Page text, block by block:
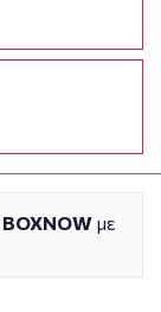
BOXNOW με